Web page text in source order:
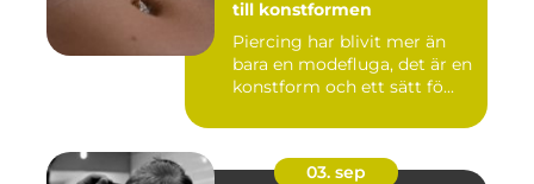
till konstformen
Piercing har blivit mer än
bara en modefluga, det är en
konstform och ett sätt fö...
03. sep